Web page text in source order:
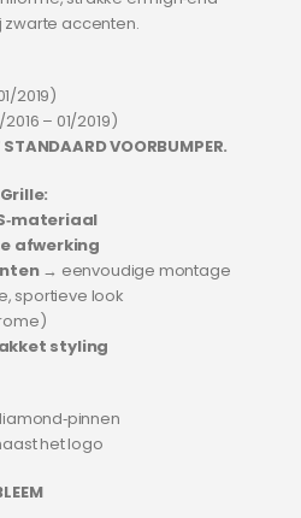
zwarte accenten.
2019)
– 01/2019)
VOORBUMPER.
afwerking
→ eenvoudige montage
sportieve look
styling
het logo